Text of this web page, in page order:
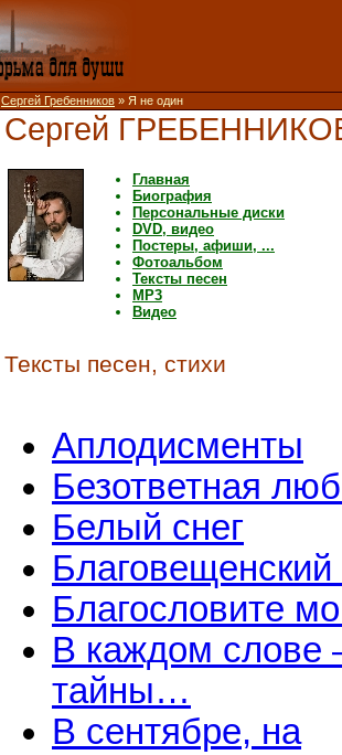
Сергей Гребенников » Я не один
Сергей
Главная
Биография
Персональные диски
DVD, видео
Постеры, афиши, ...
Фотоальбом
Тексты песен
MP3
Видео
Тексты песен, стихи
Аплодисменты
Безответная
Белый снег
Благовещенский
Благословите
В каждом слове
тайны…
В сентябре, на